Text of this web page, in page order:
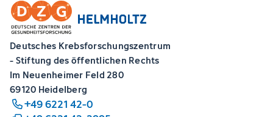
Deutsches Krebsforschungszentrum
- Stiftung des öffentlichen Rechts
Im Neuenheimer Feld 280
69120 Heidelberg
+49 6221 42-0